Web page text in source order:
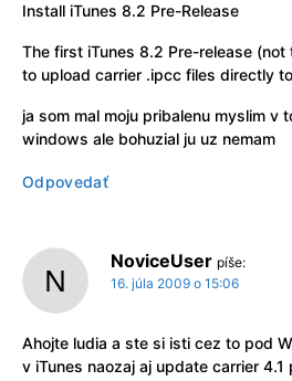
Install iTunes 8.2 Pre-Release
The first iTunes 8.2 Pre-release
to upload carrier .ipcc files directly
ja som mal moju pribalenu myslim v
windows ale bohuzial ju uz nemam
Odpovedať
NoviceUser píše:
16. júla 2009 o 15:06
Ahojte ludia a ste si isti cez to pod
v iTunes naozaj aj update carrier 4.1